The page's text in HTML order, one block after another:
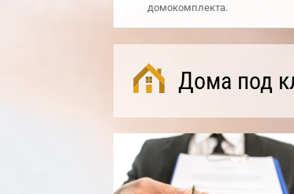
домокомплекта.
Дома под